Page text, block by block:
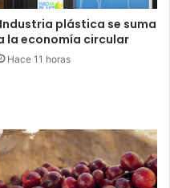
Industria plástica se suma
la economía circular
Hace 11 horas